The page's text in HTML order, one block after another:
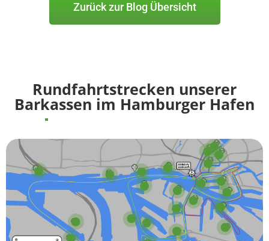
Zurück zur Blog Übersicht
Rundfahrtstrecken unserer
Barkassen im Hamburger Hafen